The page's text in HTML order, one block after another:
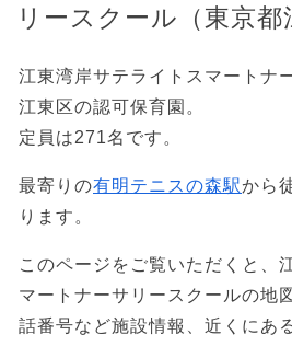
リースクール（東京都
江東湾岸サテライトスマートナ
江東区の認可保育園。
定員は271名です。
最寄りの有明テニスの森駅から
ります。
このページをご覧いただくと、
マートナーサリースクールの地
話番号など施設情報、近くにあ